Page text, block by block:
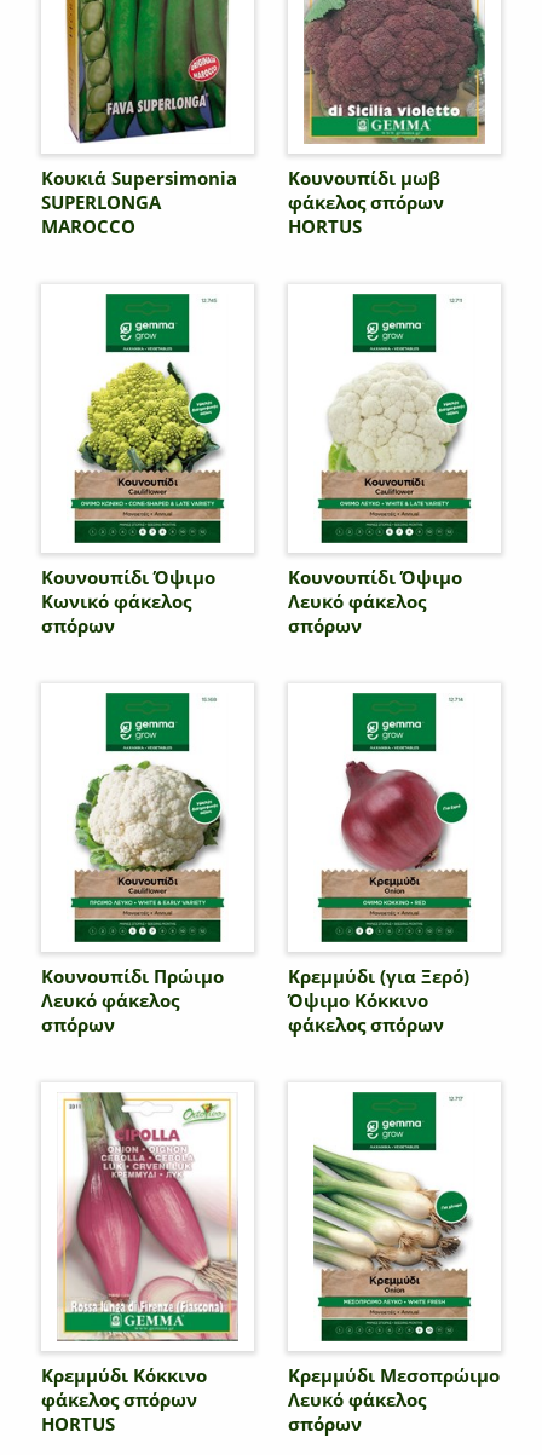
Κουκιά Supersimonia
SUPERLONGA
MAROCCO
Κουνουπίδι μωβ
φάκελος σπόρων
HORTUS
Κουνουπίδι Όψιμο
Κωνικό φάκελος
σπόρων
Κουνουπίδι Όψιμο
Λευκό φάκελος
σπόρων
Κουνουπίδι Πρώιμο
Λευκό φάκελος
σπόρων
Κρεμμύδι (για Ξερό)
Όψιμο Κόκκινο
φάκελος σπόρων
Κρεμμύδι Κόκκινο
φάκελος σπόρων
HORTUS
Κρεμμύδι Μεσοπρώιμο
Λευκό φάκελος
σπόρων